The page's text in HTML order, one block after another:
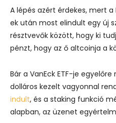
A lépés azért érdekes, mert
ek után most elindult egy új
résztvevők között, hogy ki
pénzt, hogy az ő altcoinja a
Bár a VanEck ETF-je
dolláros kezelt vagyonnal
indult, és a staking funkció
alapban, az üzenet